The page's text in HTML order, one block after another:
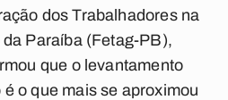
dos Trabalhadores na
Paraíba (Fetag-PB),
que o levantamento
o que mais se aproximou